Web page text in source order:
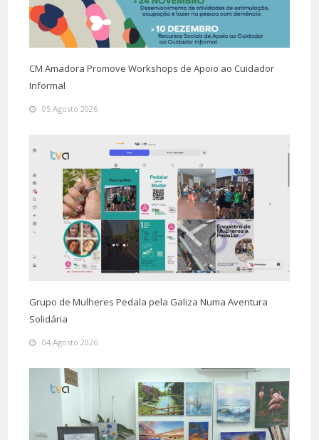
CM Amadora Promove Workshops de Apoio ao Cuidador
Informal
05 Agosto 2026
Grupo de Mulheres Pedala pela Galiza Numa Aventura
Solidária
04 Agosto 2026